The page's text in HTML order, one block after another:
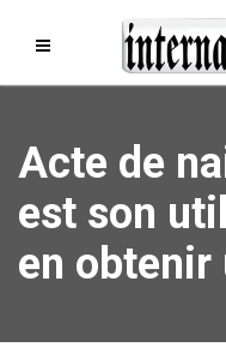
Acte de
est son
en obtenir